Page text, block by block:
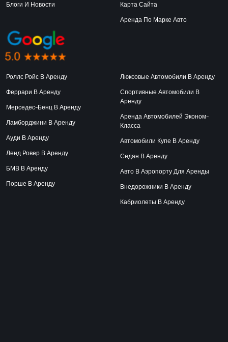
Блоги И Новости
Карта Сайта
Аренда По Марке Авто
Роллс Ройс В Аренду
Феррари В Аренду
Мерседес-Бенц В Аренду
Ламборджини В Аренду
Ауди В Аренду
Ленд Ровер В Аренду
БМВ В Аренду
Порше В Аренду
Люксовые Автомобили В Аренду
Спортивные Автомобили В
Аренду
Аренда Автомобилей Эконом-
Класса
Автомобили Купе В Аренду
Седан В Аренду
Авто В Аэропорту Для Аренды
Внедорожники В Аренду
Кабриолеты В Аренду